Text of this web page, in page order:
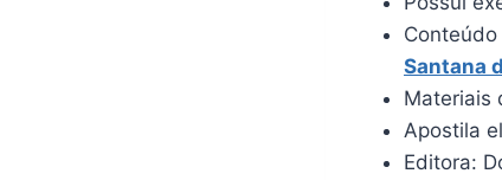
Santana
Materiais
Apostila
Editora: